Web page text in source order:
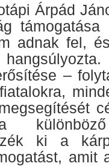
Árpád
adnak fel,
–
ki a
amit